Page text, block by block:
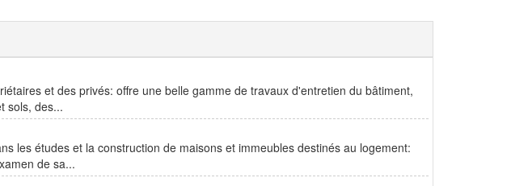
et des privés: offre une belle gamme de travaux d'entretien du bâtiment,
sols, des...
les études et la construction de maisons et immeubles destinés au logement:
de sa...